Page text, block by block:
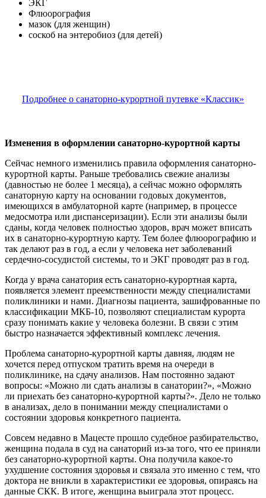
ЭКГ
Флюорография
мазок (для женщин)
соскоб на энтеробиоз (для детей)
Подробнее о санаторно-курортной путевке «Классик»
Изменения в оформлении санаторно-курортной карты
Сейчас немного изменились правила оформления санаторно-
курортной карты. Раньше требовались свежие анализы
(давностью не более 1 месяца), а сейчас можно оформлять
санаторную карту на основании годовых документов,
имеющихся в амбулаторной карте (например, в процессе
медосмотра или диспансеризации). Если эти анализы были
сданы, когда человек полностью здоров, врач может вписать
их в санаторно-курортную карту. Тем более флюорографию и
так делают раз в год, а если у человека нет заболеваний
сердечно-сосудистой системы, то и ЭКГ проводят раз в год.
Когда у врача санатория есть санаторно-курортная карта,
появляется элемент преемственности между специалистами
поликлиники и нами. Диагнозы пациента, зашифрованные по
классификации МКБ-10, позволяют специалистам курорта
сразу понимать какие у человека болезни. В связи с этим
быстро назначается эффективный комплекс лечения.
Проблема санаторно-курортной карты давняя, людям не
хочется перед отпуском тратить время на очереди в
поликлинике, на сдачу анализов. Нам постоянно задают
вопросы: «Можно ли сдать анализы в санатории?», «Можно
ли приехать без санаторно-курортной карты?». Дело не только
в анализах, дело в понимании между специалистами о
состоянии здоровья конкретного пациента.
Совсем недавно в Мацесте прошло судебное разбирательство,
женщина подала в суд на санаторий из-за того, что ее приняли
без санаторно-курортной карты. Она получила какое-то
ухудшение состояния здоровья и связала это именно с тем, что
доктора не вникли в характеристики ее здоровья, опираясь на
данные СКК. В итоге, женщина выиграла этот процесс.